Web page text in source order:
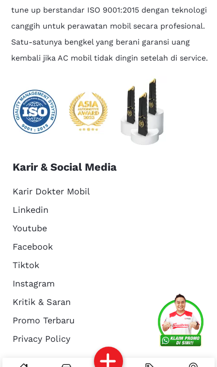
About Us
Reservasi Article
tune up berstandar ISO 9001:2015 dengan teknologi
canggih untuk perawatan mobil secara profesional.
Satu-satunya bengkel yang berani garansi uang
kembali jika AC mobil tidak dingin setelah di service.
Karir & Social Media
Karir Dokter Mobil
Linkedin
Youtube
Facebook
Tiktok
Instagram
Kritik & Saran
Promo Terbaru
Privacy Policy